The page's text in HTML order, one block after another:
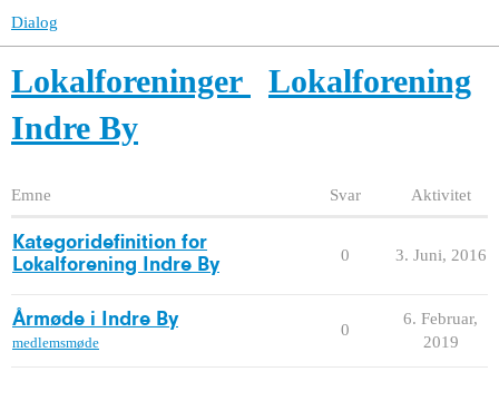
Dialog
Lokalforeninger
Lokalforening
Indre By
Emne Svar Aktivitet
Kategoridefinition for
Lokalforening Indre By
0 3. Juni, 2016
Årmøde i Indre By
medlemsmøde
0
6. Februar,
2019